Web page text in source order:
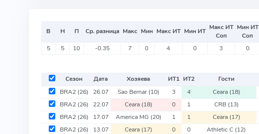
В Н П Ср. разница Макс Мин Макс ИТ Мин ИТ Макс ИТ
Соп
Мин ИТ
Соп
5 5 10 -0.35 7 0 4 0 3 0
Сезон Дата Хозяева ИТ1 ИТ2 Гости
BRA2 (26) 26.07 Sao Bernar(10) 3 4 Ceara (18)
BRA2 (26) 22.07 Ceara (18) 0 1 CRB (13)
BRA2 (26) 17.07 America MG (20) 1 1 Ceara (17)
BRA2 (26) 13.07 Ceara (17) 0 0 Athletic C (12)